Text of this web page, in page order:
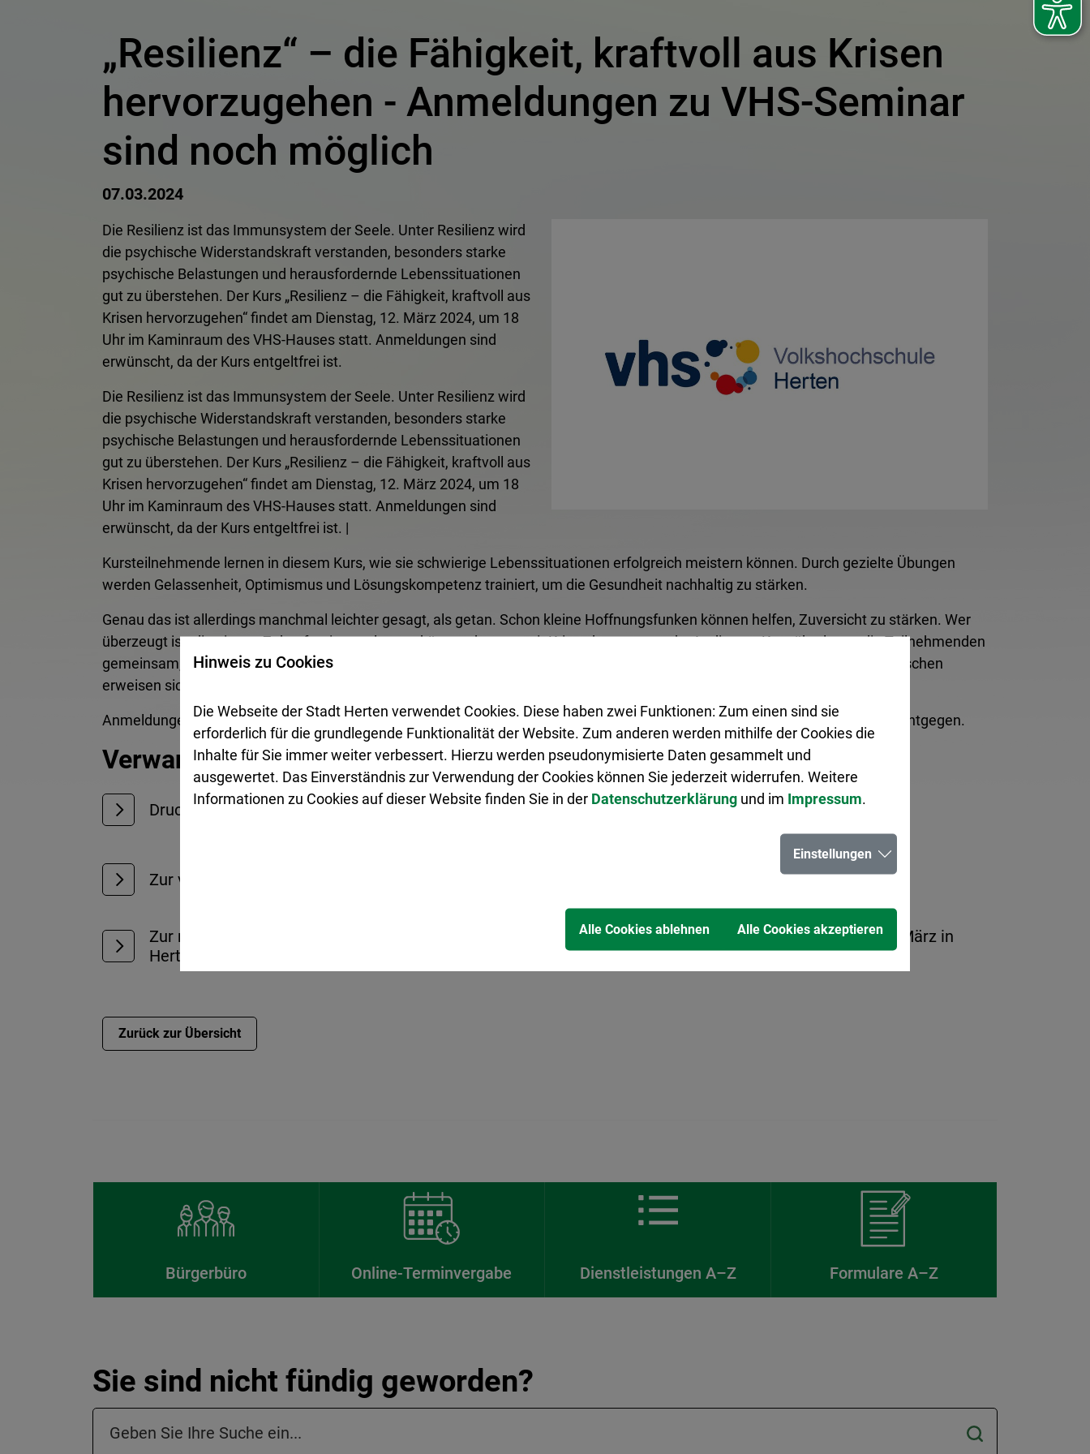
„Resilienz“ – die Fähigkeit, kraftvoll aus Krisen
hervorzugehen - Anmeldungen zu VHS-Seminar
sind noch möglich
07.03.2024
Die Resilienz ist das Immunsystem der Seele. Unter Resilienz wird
die psychische Widerstandskraft verstanden, besonders starke
psychische Belastungen und herausfordernde Lebenssituationen
gut zu überstehen. Der Kurs „Resilienz – die Fähigkeit, kraftvoll aus
Krisen hervorzugehen“ findet am Dienstag, 12. März 2024, um 18
Uhr im Kaminraum des VHS-Hauses statt. Anmeldungen sind
erwünscht, da der Kurs entgeltfrei ist.
Die Resilienz ist das Immunsystem der Seele. Unter Resilienz wird
die psychische Widerstandskraft verstanden, besonders starke
psychische Belastungen und herausfordernde Lebenssituationen
gut zu überstehen. Der Kurs „Resilienz – die Fähigkeit, kraftvoll aus
Krisen hervorzugehen“ findet am Dienstag, 12. März 2024, um 18
Uhr im Kaminraum des VHS-Hauses statt. Anmeldungen sind
erwünscht, da der Kurs entgeltfrei ist. |
Kursteilnehmende lernen in diesem Kurs, wie sie schwierige Lebenssituationen erfolgreich meistern können. Durch gezielte Übungen
werden Gelassenheit, Optimismus und Lösungskompetenz trainiert, um die Gesundheit nachhaltig zu stärken.
Genau das ist allerdings manchmal leichter gesagt, als getan. Schon kleine Hoffnungsfunken können helfen, Zuversicht zu stärken. Wer
überzeugt ist, die eigene Zukunft mitgestalten zu können, kommt mit Krisen besser zurecht. In diesem Kurs überlegen die Teilnehmenden
gemeinsam, was guttut, wie aufgetankt werden kann, was nicht mehr gebraucht wird, wer unterstützen kann. Resiliente Menschen
erweisen sich langfristig als selbstsicher, ausgeglichen und angstfreier.
Anmeldungen zu diesem Kurs nimmt die VHS Herten telefonisch unter 02366 303-510 oder per E-Mail an vhs@​herten.de entgegen.
Verwandte Links
Druckansicht der Meldung
Zur vorherigen Meldung (Stadt Herten bürgert 51 Personen ein - Übergabe der Urkunden im Rathaus)
Zur nächsten Meldung („The Candylikes“ kommen ins Glashaus - Musik, Tanz und Entertainment am 22. März in
Herten)
Zurück zur Übersicht
Bürgerbüro Online-Terminvergabe Dienstleistungen A–Z Formulare A–Z
Sie sind nicht fündig geworden?
Suchfeld in der Fußzeile
Hinweis zu Cookies
Die Webseite der Stadt Herten verwendet Cookies. Diese haben zwei Funktionen: Zum einen sind sie
erforderlich für die grundlegende Funktionalität der Website. Zum anderen werden mithilfe der Cookies die
Inhalte für Sie immer weiter verbessert. Hierzu werden pseudonymisierte Daten gesammelt und
ausgewertet. Das Einverständnis zur Verwendung der Cookies können Sie jederzeit widerrufen. Weitere
Informationen zu Cookies auf dieser Website finden Sie in der Datenschutzerklärung und im Impressum
Einstellungen
Alle Cookies ablehnen Alle Cookies akzeptieren